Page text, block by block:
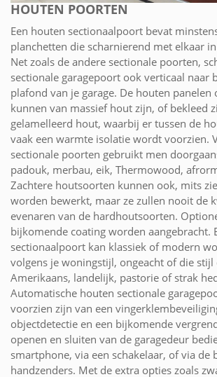
HOUTEN POORTEN
Een houten sectionaalpoort bevat
planchetten die scharnierend met elkaar
Net zoals de andere sectionale poorten,
sectionale garagepoort ook verticaal naar
plafond van je garage. De houten panelen
kunnen van massief hout zijn, of bekleed
gelamelleerd hout, waarbij er tussen de
vaak een warmte isolatie wordt voorzien.
sectionale poorten gebruikt men
padouk, merbau, eik, Thermowood,
Zachtere houtsoorten kunnen ook, mits
worden bewerkt, maar ze zullen nooit de
evenaren van de hardhoutsoorten.
bijkomende coating worden aangebracht.
sectionaalpoort kan klassiek of modern
volgens je woningstijl, ongeacht of die stijl
Amerikaans, landelijk, pastorie of strak
Automatische houten sectionale
voorzien zijn van een
objectdetectie en een bijkomende
openen en sluiten van de garagedeur
smartphone, via een schakelaar, of via de
handzenders. Met de extra opties zoals